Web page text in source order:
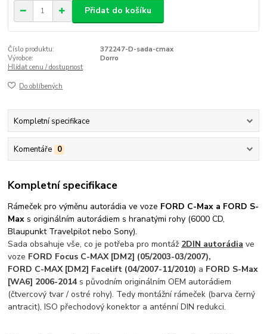
Přidat do košíku
Číslo produktu:
372247-D-sada-cmax
Výrobce:
Dorro
Hlídat cenu / dostupnost
Do oblíbených
Kompletní specifikace
Komentáře 0
Kompletní specifikace
Rámeček pro výměnu autorádia ve voze FORD C-Max a FORD S-
Max s originálním autorádiem s hranatými rohy (6000 CD,
Blaupunkt Travelpilot nebo Sony).
Sada obsahuje vše, co je potřeba pro montáž 2DIN autorádia ve
voze FORD Focus C-MAX [DM2] (05/2003-03/2007),
FORD C-MAX [DM2] Facelift (04/2007-11/2010) a FORD S-Max
[WA6] 2006-2014 s původním originálním OEM autorádiem
(čtvercový tvar / ostré rohy). Tedy montážní rámeček (barva černý
antracit), ISO přechodový konektor a anténní DIN redukci.